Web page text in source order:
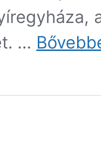
…